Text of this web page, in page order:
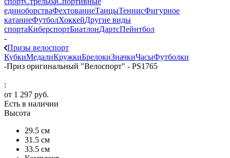
единоборстваФехтованиеТанцыТеннисФигурное
катаниеФутболХоккейДругие виды
спортаКиберспортБиатлонДартсПейнтбол
-
Призы велоспорт
КубкиМедалиКружкиБрелокиЗначкиЧасыФутболки
-Приз оригинальный "Велоспорт" - PS1765
:
от 1 297 руб.
Есть в наличии
Высота
29.5 см
31.5 см
33.5 см